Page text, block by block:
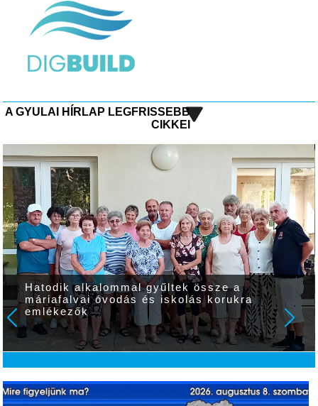
A GYULAI HÍRLAP LEGFRISSEBB
CIKKEI
Hatodik alkalommal gyűltek össze a
máriafalvai óvodás és iskolás korukra
emlékezők